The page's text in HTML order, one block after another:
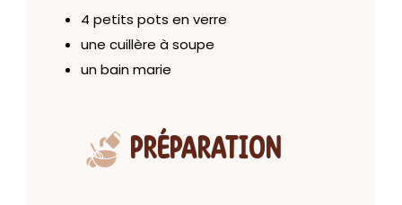
4 petits pots en verre
une cuillère à soupe
un bain marie
PRÉPARATION